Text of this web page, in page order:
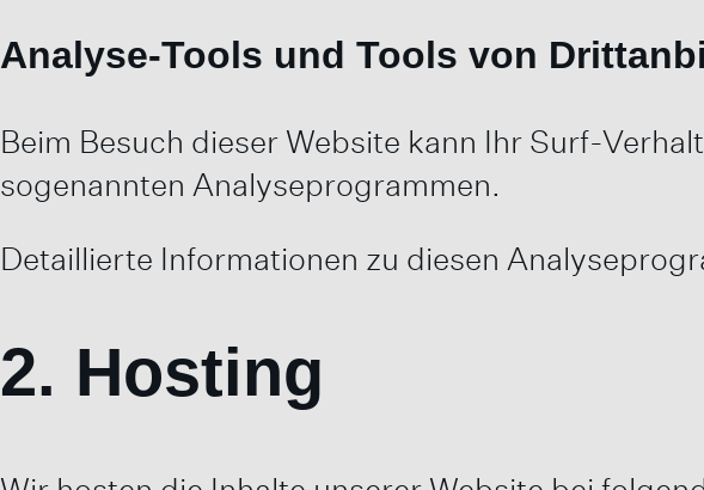
Analyse-Tools und Tools von
Beim Besuch dieser Website kann Ihr Surf-
sogenannten Analyseprogrammen.
Detaillierte Informationen zu diesen
2. Hosting